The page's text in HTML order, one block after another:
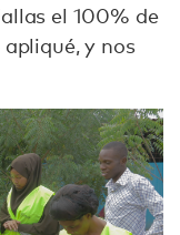
el 100% de
y nos